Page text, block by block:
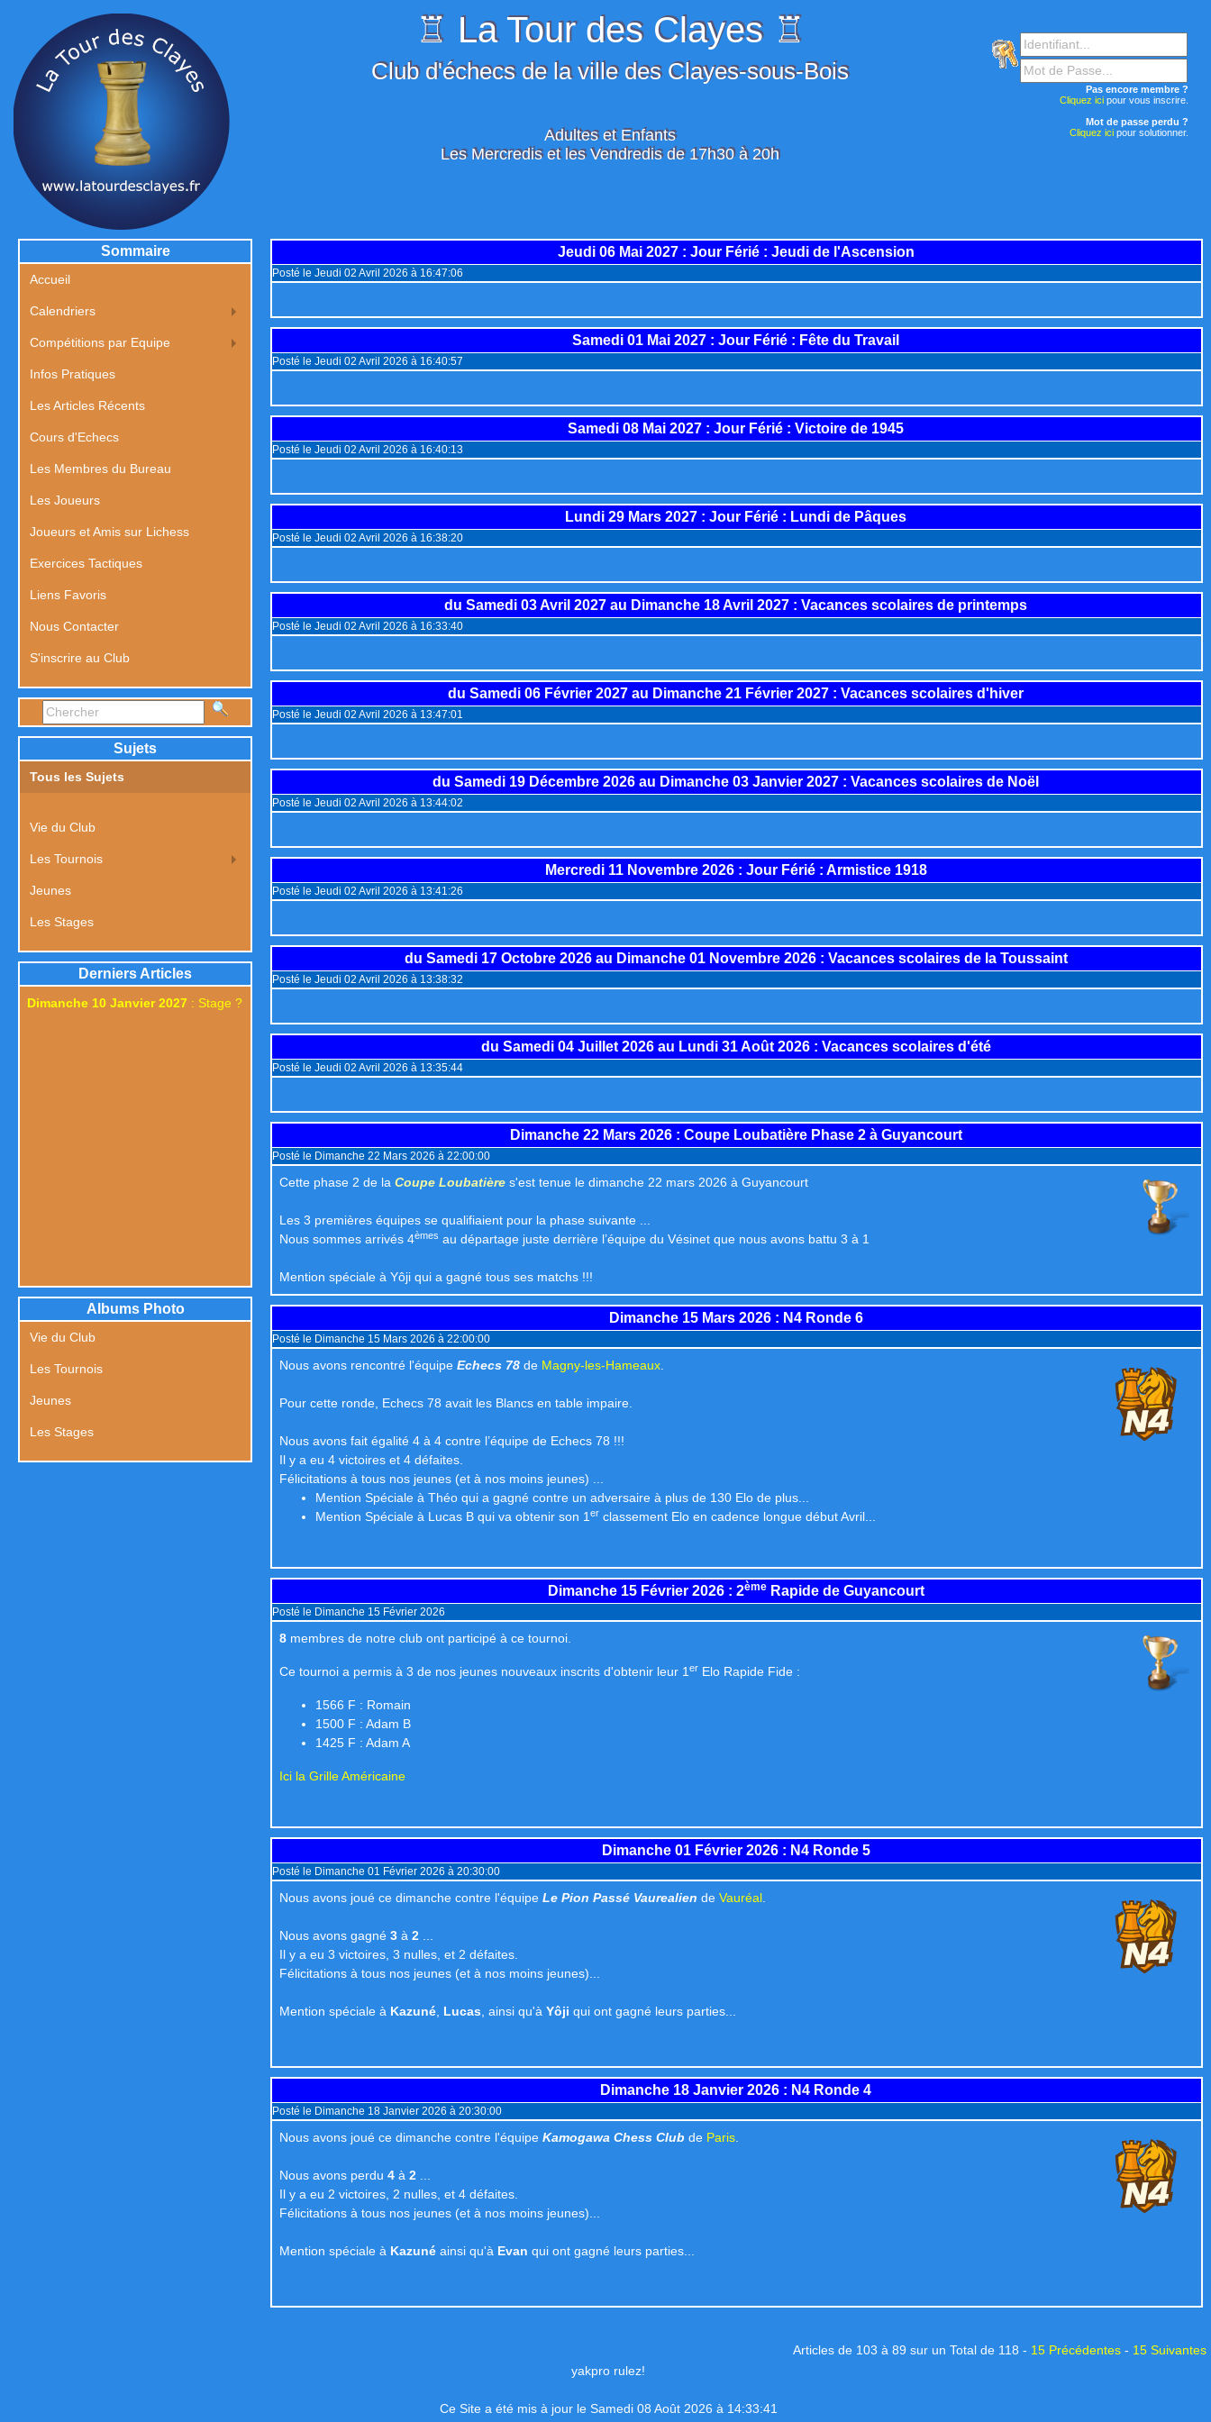
♖ La Tour des Clayes ♖
Club d'échecs de la ville des Clayes-sous-Bois
Adultes et Enfants
Les Mercredis et les Vendredis de 17h30 à 20h
Pas encore membre ?
Cliquez icipour vous inscrire.
Mot de passe perdu ?
Cliquez icipour solutionner.
Jeudi 06 Mai 2027: Jour Férié : Jeudi de l'Ascension
Posté le Jeudi 02 Avril 2026 à 16:47:06
Samedi 01 Mai 2027 : Jour Férié : Fête du Travail
Posté le Jeudi 02 Avril 2026 à 16:40:57
Samedi 08 Mai 2027 : Jour Férié : Victoire de 1945
Posté le Jeudi 02 Avril 2026 à 16:40:13
Lundi 29 Mars 2027 : Jour Férié : Lundi de Pâques
Posté le Jeudi 02 Avril 2026 à 16:38:20
du Samedi 03 Avril 2027 au Dimanche 18 Avril 2027 : Vacances scolaires de printemps
Posté le Jeudi 02 Avril 2026 à 16:33:40
du Samedi 06 Février 2027 au Dimanche 21 Février 2027 : Vacances scolaires d'hiver
Posté le Jeudi 02 Avril 2026 à 13:47:01
du Samedi 19 Décembre 2026 au Dimanche 03 Janvier 2027 : Vacances scolaires de Noël
Posté le Jeudi 02 Avril 2026 à 13:44:02
Mercredi 11 Novembre 2026: Jour Férié : Armistice 1918
Posté le Jeudi 02 Avril 2026 à 13:41:26
du Samedi 17 Octobre 2026au Dimanche 01 Novembre 2026: Vacances scolaires de la Toussaint
Posté le Jeudi 02 Avril 2026 à 13:38:32
du Samedi 04 Juillet 2026au Lundi 31 Août 2026: Vacances scolaires d'été
Posté le Jeudi 02 Avril 2026 à 13:35:44
Dimanche 22 Mars 2026: Coupe Loubatière Phase 2 à Guyancourt
Posté le Dimanche 22 Mars 2026 à 22:00:00
Cette phase 2 de la Coupe Loubatière s'est tenue le dimanche 22 mars 2026 à Guyancourt
Les 3 premières équipes se qualifiaient pour la phase suivante ...
Nous sommes arrivés 4èmes au départage juste derrière l’équipe du Vésinet que nous avons battu 3 à 1
Mention spéciale à Yôji qui a gagné tous ses matchs !!!
Dimanche 15 Mars 2026: N4 Ronde 6
Posté le Dimanche 15 Mars 2026 à 22:00:00
Nous avons rencontré l'équipe Echecs 78 de Magny-les-Hameaux
Pour cette ronde, Echecs 78 avait les Blancs en table impaire.
Nous avons fait égalité 4 à 4 contre l’équipe de Echecs 78 !!!
Il y a eu 4 victoires et 4 défaites.
Félicitations à tous nos jeunes (et à nos moins jeunes) ...
Mention Spéciale à Théo qui a gagné contre un adversaire à plus de 130 Elo de plus...
Mention Spéciale à Lucas B qui va obtenir son 1 er classement Elo en cadence longue début Avril...
Dimanche 15 Février 2026: 2èmeRapide de Guyancourt
Posté le Dimanche 15 Février 2026
8 membres de notre club ont participé à ce tournoi.
Ce tournoi a permis à 3 de nos jeunes nouveaux inscrits d'obtenir leur 1 er Elo Rapide Fide :
1566 F : Romain
1500 F : Adam B
1425 F : Adam A
Ici la Grille Américaine
Dimanche 01 Février 2026: N4 Ronde 5
Posté le Dimanche 01 Février 2026 à 20:30:00
Nous avons joué ce dimanche contre l'équipe Le Pion Passé Vaurealien de Vauréal
Nous avons gagné 3 à 2
Il y a eu 3 victoires, 3 nulles, et 2 défaites.
Félicitations à tous nos jeunes (et à nos moins jeunes)...
Mention spéciale à Kazuné Lucas , ainsi qu'à Yôji qui ont gagné leurs parties...
Dimanche 18 Janvier 2026 : N4 Ronde 4
Posté le Dimanche 18 Janvier 2026 à 20:30:00
Nous avons joué ce dimanche contre l'équipe Kamogawa Chess Club de Paris
Nous avons perdu 4 à 2
Il y a eu 2 victoires, 2 nulles, et 4 défaites.
Félicitations à tous nos jeunes (et à nos moins jeunes)...
Mention spéciale à Kazuné ainsi qu'à Evan qui ont gagné leurs parties...
Articles de 103 à 89 sur un Total de 118 - 15 Précédentes - 15 Suivantes
Sommaire
Accueil
Calendriers
Compétitions par Equipe
Infos Pratiques
Les Articles Récents
Cours d'Echecs
Les Membres du Bureau
Les Joueurs
Joueurs et Amis sur Lichess
Exercices Tactiques
Liens Favoris
Nous Contacter
S'inscrire au Club
Sujets
Tous les Sujets
Vie du Club
Les Tournois
Jeunes
Les Stages
Derniers Articles
Dimanche 10 Janvier 2027 : Stage ?
Albums Photo
Vie du Club
Les Tournois
Jeunes
Les Stages
yakpro rulez!
Ce Site a été mis à jour le Samedi 08 Août 2026 à 14:33:41